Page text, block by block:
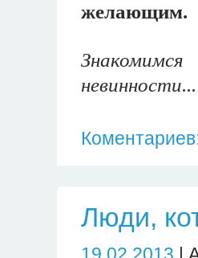
желающим.
невинности...
Люди,
19.02.2013 |